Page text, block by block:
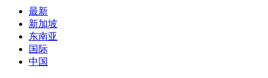
最新
新加坡
东南亚
国际
中国